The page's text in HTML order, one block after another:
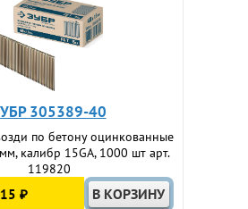
305389-40
по бетону оцинкованные
калибр 15GA, 1000 шт арт.
119820
₽